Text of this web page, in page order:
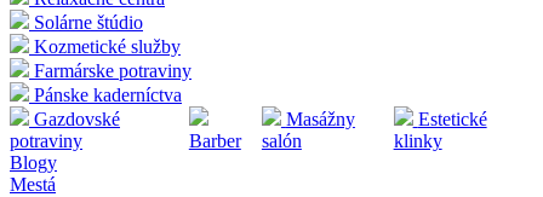
Solárne štúdio
Kozmetické služby
Farmárske potraviny
Pánske kaderníctva
Gazdovské
potraviny
Barber
Masážny
salón
Estetické
klinky
Blogy
Mestá